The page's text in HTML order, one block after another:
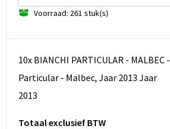
Voorraad: 261 stuk(s)
10x BIANCHI PARTICULAR - MALBEC -
Particular - Malbec, Jaar 2013 Jaar
2013
Totaal exclusief BTW